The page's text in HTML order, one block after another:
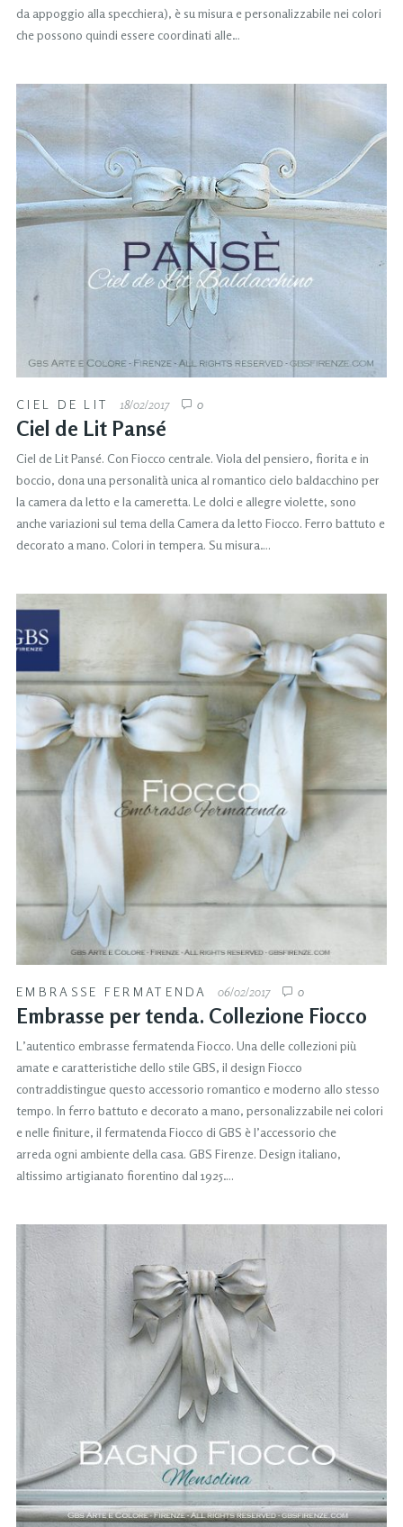
da appoggio alla specchiera), è su misura e personalizzabile nei colori
che possono quindi essere coordinati alle…
CIEL DE LIT 18/02/2017 0
Ciel de Lit Pansé
Ciel de Lit Pansé. Con Fiocco centrale. Viola del pensiero, fiorita e in
boccio, dona una personalità unica al romantico cielo baldacchino per
la camera da letto e la cameretta. Le dolci e allegre violette, sono
anche variazioni sul tema della Camera da letto Fiocco. Ferro battuto e
decorato a mano. Colori in tempera. Su misura….
EMBRASSE FERMATENDA 06/02/2017 0
Embrasse per tenda. Collezione Fiocco
L’autentico embrasse fermatenda Fiocco. Una delle collezioni più
amate e caratteristiche dello stile GBS, il design Fiocco
contraddistingue questo accessorio romantico e moderno allo stesso
tempo. In ferro battuto e decorato a mano, personalizzabile nei colori
e nelle finiture, il fermatenda Fiocco di GBS è l’accessorio che
arreda ogni ambiente della casa. GBS Firenze. Design italiano,
altissimo artigianato fiorentino dal 1925….